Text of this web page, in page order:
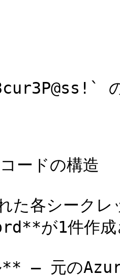
の
ードの構造
た各シーク
が1件作成
— 元の